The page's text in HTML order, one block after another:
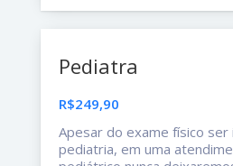
Pediatra
R$249,90
Apesar do exame físico
pediatria, em uma